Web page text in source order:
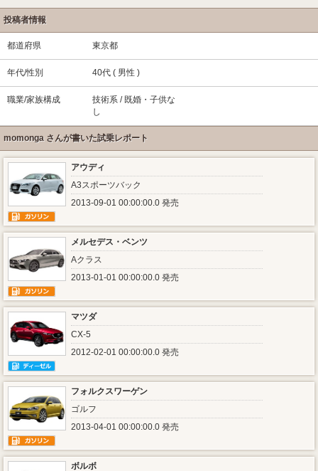
投稿者情報
都道府県 東京都
年代/性別 40代 ( 男性 )
職業/家族構成
技術系 / 既婚・子供な
し
momonga さんが書いた試乗レポート
アウディ
A3スポーツバック
2013-09-01 00:00:00.0 発売
メルセデス・ベンツ
Aクラス
2013-01-01 00:00:00.0 発売
マツダ
CX-5
2012-02-01 00:00:00.0 発売
フォルクスワーゲン
ゴルフ
2013-04-01 00:00:00.0 発売
ボルボ